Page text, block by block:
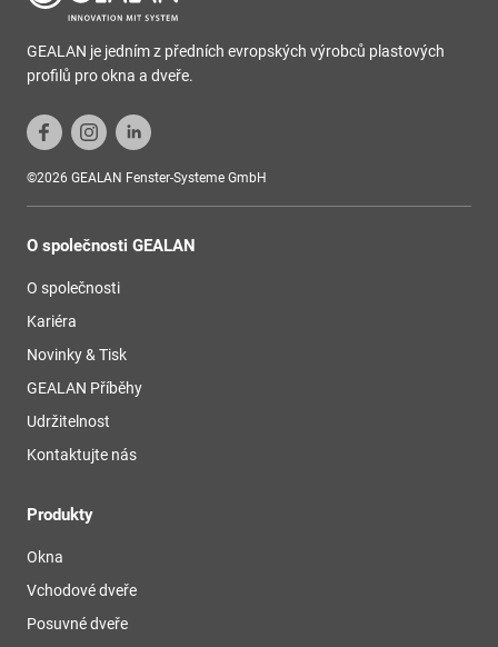
GEALAN je jedním z předních evropských výrobců plastových
profilů pro okna a dveře.
©2026 GEALAN Fenster-Systeme GmbH
O společnosti GEALAN
O společnosti
Kariéra
Novinky & Tisk
GEALAN Příběhy
Udržitelnost
Kontaktujte nás
Produkty
Okna
Vchodové dveře
Posuvné dveře